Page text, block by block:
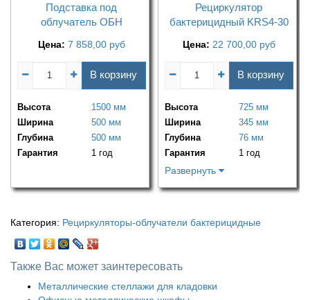
Подставка под
облучатель ОБН
Цена: 7 858,00 руб
В корзину
Высота
1500 мм
Ширина
500 мм
Глубина
500 мм
Гарантия
1 год
Рециркулятор
бактерицидный KRS4-30
Цена: 22 700,00 руб
В корзину
Высота
725 мм
Ширина
345 мм
Глубина
76 мм
Гарантия
1 год
Развернуть
Категория: Рециркуляторы-облучатели бактерицидные
Также Вас может заинтересовать
Металлические стеллажи для кладовки